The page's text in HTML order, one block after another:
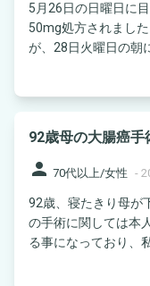
5月26日の日曜日に
50mg処方されまし
が、28日火曜日の朝
92歳母の大腸癌手
person 70代以上/女性 -
92歳、寝たきり母が
の手術に関しては本
る事になっており、